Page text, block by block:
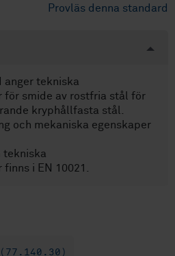
Provläs denna standard
anger tekniska
för smide av rostfria stål för
kryphållfasta stål.
och mekaniska egenskaper
tekniska
i EN 10021.